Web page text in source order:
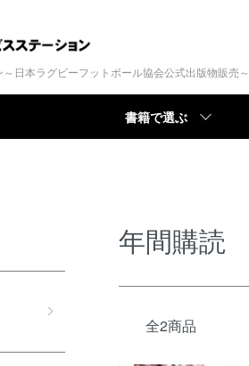
日本ラグビーフットボール協会公式出版物販売～
書籍で選ぶ
年間購読
全2商品